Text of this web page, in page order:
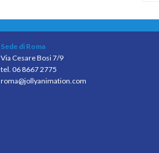
Sede di Roma
Via Cesare Bosi 7/9
tel. 06 8667 2775
roma@jollyanimation.com